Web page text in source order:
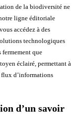
de la biodiversité ne
ligne éditoriale
accédez à des
technologiques
fermement que
éclairé, permettant à
flux d’informations
d’un savoir